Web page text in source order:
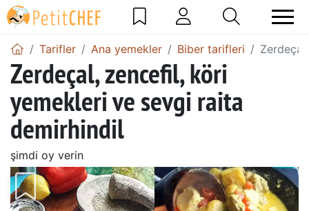
Tarifler Ana yemekler Biber tarifleri
Zerdeçal, zencefil, köri
yemekleri ve sevgi raita
demirhindil
şimdi oy verin